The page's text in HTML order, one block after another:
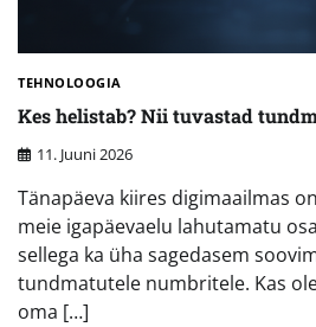
TEHNOLOOGIA
Kes helistab? Nii tuvastad
11. Juuni 2026
Tänapäeva kiires digimaailmas
meie igapäevaelu lahutamatu
sellega ka üha sagedasem
tundmatutele numbritele. Kas
oma […]